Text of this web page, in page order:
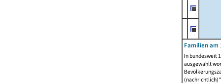
Familien am
In bundesweit
ausgewählt